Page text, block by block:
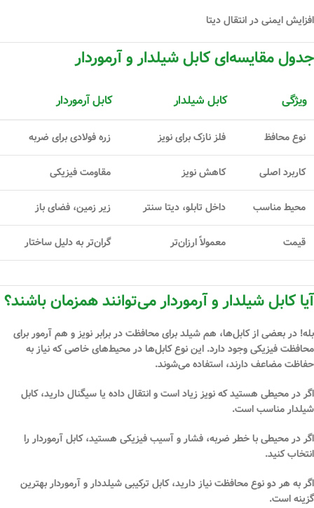
افزایش ایمنی در انتقال دیتا
جدول مقایسه‌ای کابل شیلدار و آرموردار
ویژگی کابل شیلدار کابل آرموردار
نوع محافظ فلز نازک برای نویز زره فولادی برای ضربه
کاربرد اصلی کاهش نویز مقاومت فیزیکی
محیط مناسب داخل تابلو، دیتا سنتر زیر زمین، فضای باز
قیمت معمولاً ارزان‌تر گران‌تر به دلیل ساختار
آیا کابل شیلدار و آرموردار می‌توانند همزمان باشند؟
بله! در بعضی از کابل‌ها، همشیلدبرای محافظت در برابر نویز و همآرموربرای
محافظت فیزیکی وجود دارد. این نوع کابل‌ها در محیط‌های خاصی که نیاز به
حفاظت مضاعف دارند، استفاده می‌شوند.
اگر در محیطی هستید که نویز زیاد است و انتقال داده یا سیگنال دارید،کابل
شیلدارمناسب است.
اگر در محیطی با خطر ضربه، فشار و آسیب فیزیکی هستید،کابل آرمورداررا
انتخاب کنید.
اگر به هر دو نوع محافظت نیاز دارید، کابل ترکیبی شیلددار و آرموردار بهترین
گزینه است.